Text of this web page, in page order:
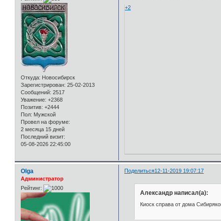
Откуда: Новосибирск
Зарегистрирован: 25-02-2013
Сообщений: 2517
Уважение: +2368
Позитив: +2444
Пол: Мужской
Провел на форуме:
2 месяца 15 дней
Последний визит:
05-08-2026 22:45:00
+2
Поделиться12-11-2019 19:07:17
Olga
Администратор
Рейтинг:
Александр написал(а):
Киоск справа от дома